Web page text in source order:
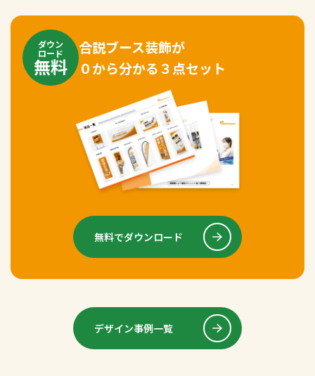
ダウン
ロード
無料
合説ブース装飾が
０から分かる３点セット
無料でダウンロード
デザイン事例一覧